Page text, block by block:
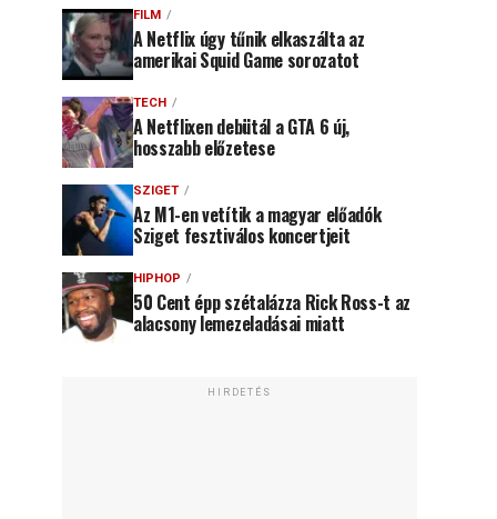
FILM
A Netflix úgy tűnik elkaszálta az
amerikai Squid Game sorozatot
TECH
A Netflixen debütál a GTA 6 új,
hosszabb előzetese
SZIGET
Az M1-en vetítik a magyar előadók
Sziget fesztiválos koncertjeit
HIPHOP
50 Cent épp szétalázza Rick Ross-t az
alacsony lemezeladásai miatt
HIRDETÉS